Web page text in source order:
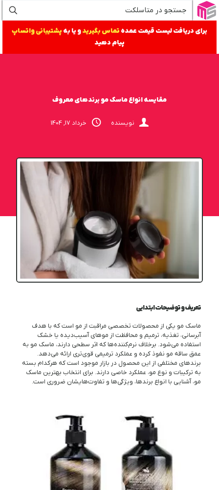
برای دریافت لیست قیمت عمده تماس بگیریدو یا به پشتیبانی واتساپ
پیام دهید
مقایسه انواع ماسک مو برندهای معروف
نویسنده خرداد 17, 1404
تعریف و توضیحات ابتدایی
ماسک مو یکی از محصولات تخصصی مراقبت از مو است که با هدف
آبرسانی، تغذیه، ترمیم و محافظت از موهای آسیب‌دیده یا خشک
استفاده می‌شود. برخلاف نرم‌کننده‌ها که اثر سطحی دارند، ماسک مو به
عمق ساقه مو نفوذ کرده و عملکرد ترمیمی قوی‌تری ارائه می‌دهد.
برندهای مختلفی از این محصول در بازار موجود است که هرکدام بسته
به ترکیبات و نوع مو، عملکرد خاصی دارند. برای انتخاب بهترین ماسک
مو، آشنایی با انواع برندها، ویژگی‌ها و تفاوت‌هایشان ضروری است.